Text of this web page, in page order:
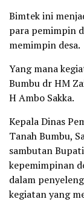
Bimtek ini
para pemimpin
memimpin desa.
Yang mana
Bumbu dr HM
H Ambo Sakka.
Kepala Dinas
Tanah Bumbu,
sambutan
kepemimpinan
dalam
kegiatan yang